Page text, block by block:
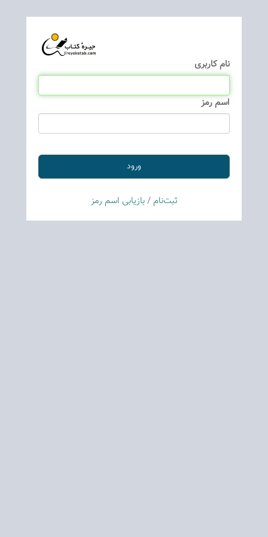
نام كاربری
اسم رمز
ثبت‌نام/بازیابی اسم رمز